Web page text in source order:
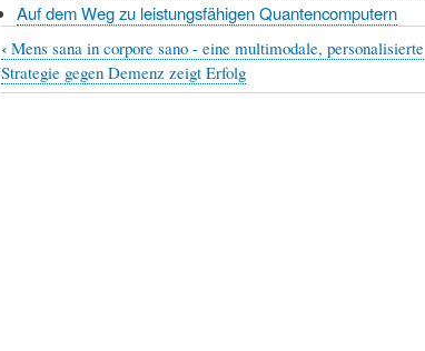
Auf dem Weg zu leistungsfähigen Quantencomputern
Book
traversal
‹Mens sana in corpore sano - eine multimodale, personalisierte
Strategie gegen Demenz zeigt Erfolg